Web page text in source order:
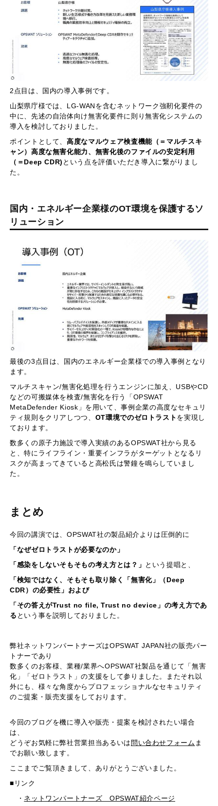
2点目は、国内の導入事例です。
山梨県庁様では、LG-WANを含むネットワーク強靭化要件の
中に、先述の自治体向け無害化要件に則り無害化システムの
導入を検討しておりました。
ポイントとして、高度なマルウェア検査機能（＝マルチスキ
ャン）高度な無害化能力、無害化後のファイルの安定利用
（＝Deep CDR) という点を評価いただき導入に繋がりまし
た。
国内・エネルギー企業様のOT環境を保護するソ
リューション
最後の3点目は、国内のエネルギー企業様での導入事例となり
ます。
マルチスキャン/無害化処理を行うエンジンに加え、USBやCD
などの可搬媒体を検査/無害化を行う「OPSWAT
MetaDefender Kiosk」を用いて、事例企業の高度なセキュリ
ティ規則をクリアしつつ、 OT環境でのゼロトラストを実現し
ております。
数多くの原子力施設で導入実績のあるOPSWAT社から見る
と、特にライフライン・重要インフラがターゲットとなるリ
スクが高まってきていると高松氏は警鐘を鳴らしていまし
た。
まとめ
今回の講演では、OPSWAT社の製品紹介よりは圧倒的に
「なぜゼロトラストが必要なのか」
「感染をしないそもそもの考え方とは？」 という提唱と、
「検知ではなく、そもそも取り除く「無害化」（Deep
CDR）の必要性」および
「その答えがTrust no file, Trust no device」の考え方であ
る という事を説明しておりました。
弊社ネットワンパートナーズはOPSWAT JAPAN社の販売パー
トナーであり
数多くのお客様、業種/業界へOPSWAT社製品を通じて「無害
化」「ゼロトラスト」の支援をして参りました。またそれ以
外にも、様々な角度からプロフェッショナルなセキュリティ
のご提案・販売支援をしております。
今回のブログを機に導入や販売・提案を検討されたい場合
は、
どうぞお気軽に弊社営業担当あるいは 問い合わせフォーム ま
でお願い致します。
ここまでご覧頂きまして、ありがとうございました。
■リンク
・ ネットワンパートナーズ OPSWAT紹介ページ